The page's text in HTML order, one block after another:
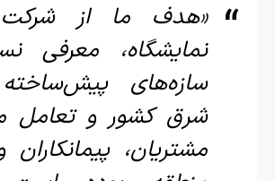
«هدف ما از شرکت در
نمایشگاه، معرفی نسل
سازه‌های پیش‌ساخته به
شرق کشور و تعامل
مشتریان، پیمانکاران و